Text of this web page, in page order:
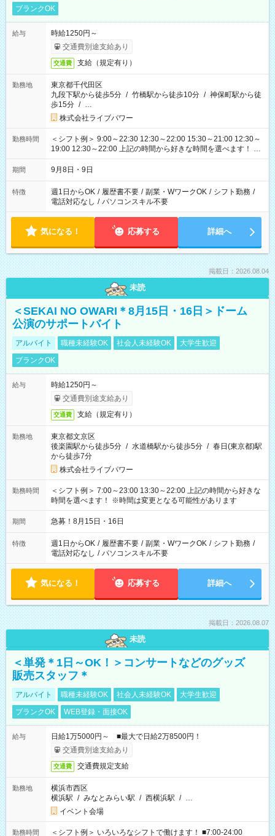
ブランクOK
給与
時給1250円～
交通費別途支給あり
交通費 支給（規定有り）
勤務地
東京都千代田区
九段下駅から徒歩5分 / 竹橋駅から徒歩10分 / 神保町駅から徒
歩15分 / …
株式会社ライブパワー
勤務時間
＜シフト例＞ 9:00～22:30 12:30～22:00 15:30～21:00 12:30～
19:00 12:30～22:00 上記の時間から好きな時間を選べます！ ※
時間は変更となる可能性があります
期間 9月8日・9日
特徴 週1日からOK / 履歴書不要 / 副業・WワークOK / シフト勤務 /
電話対応なし / パソコンスキル不要
気になる！ 応募する 詳細へ
掲載日：2026.08.04
未読
＜SEKAI NO OWARI＊8月15日・16日＞ドーム
公演のサポートバイト
アルバイト 職種未経験OK 社会人未経験OK
大学生歓迎
ブランクOK
給与
時給1250円～
交通費別途支給あり
交通費 支給（規定有り）
勤務地
東京都文京区
後楽園駅から徒歩5分 / 水道橋駅から徒歩5分 / 春日(東京都)駅
から徒歩7分
株式会社ライブパワー
勤務時間
＜シフト例＞ 7:00～23:00 13:30～22:00 上記の時間から好きな
時間を選べます！ ※時間は変更となる可能性があります
期間 急募！8月15日・16日
特徴 週1日からOK / 履歴書不要 / 副業・WワークOK / シフト勤務 /
電話対応なし / パソコンスキル不要
気になる！ 応募する 詳細へ
掲載日：2026.08.07
未読
＜単発＊1日～OK！＞コンサートなどのグッズ
販売スタッフ＊
アルバイト 職種未経験OK 社会人未経験OK
大学生歓迎
ブランクOK
WEB登録・面接OK
給与
日給1万5000円～ ■最大で日給2万8500円！
交通費別途支給あり
交通費 交通費規定支給
勤務地
横浜市西区
横浜駅 / みなとみらい駅 / 西横浜駅 / …
イベント会場
勤務時間 ＜シフト例＞ いろいろなシフトで働けます！ ■7:00-24:00